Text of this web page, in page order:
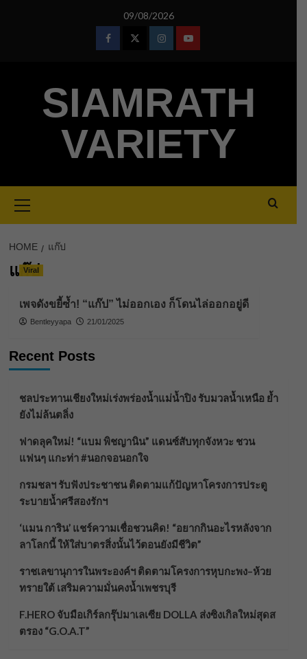
09/08/2026
FacebookTwitterInstagramYoutube
SIAMRATH
VARIETY
Menu
HOME แก๊ป
แก๊ป
Viral
เพจดังขยี้ซ้ำ! “แก๊ป” ไม่ออกเอง ก็โดนไล่ออกอยู่ดี
Bentleyyapa 21/01/2025
Recent Posts
ชลประทานเชียงใหม่เร่งพร่องน้ำแม่น้ำปิง รับมวลน้ำเหนือ ย้ำ
ยังไม่ล้นตลิ่ง
ฟาดลุคใหม่! “แบม พิชญานิน” แดนซ์สับทุกจังหวะ ชวน
แฟนๆ แกะท่า #นอกจอนอกใจ
กรมชลฯ รับฟังประชาชน ติดตามแก้ปัญหาโครงการประตู
ระบายน้ำศรีสองรักฯ
‘แมน การิน’ แชร์ความเชื่อชวนคิด! “อยากกินอะไรหลังจาก
ลาโลกนี้ ให้ใส่บาตรสิ่งนั้นไว้ตอนยังมีชีวิต”
ราชเลขานุการในพระองค์ฯ ติดตามโครงการหุบกะพง–ห้วย
ทรายใต้ เสริมความมั่นคงน้ำเพชรบุรี
F.HERO จับมือเกิร์ลกรุ๊ปมาเลเซีย DOLLA ส่งซิงเกิลใหม่สุดส
ตรอง “G.O.A.T”